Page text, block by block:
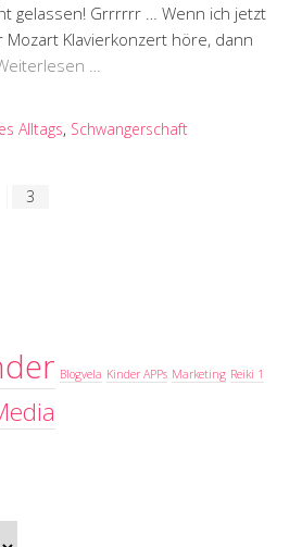
gelassen! Grrrrrr … Wenn ich jetzt
Klavierkonzert höre, dann
…
Alltags, Schwangerschaft
3
Blogvela Kinder APPs Marketing Reiki 1